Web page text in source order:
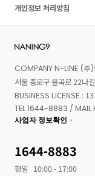
개인정보 처리방침
COMPANY N-LINE (주)
서울 종로구 율곡로 22나
BUSINESS LICENSE :
TEL 1644-8883 / MAIL
사업자 정보확인
1644-8883
평일
10:00 - 17:00